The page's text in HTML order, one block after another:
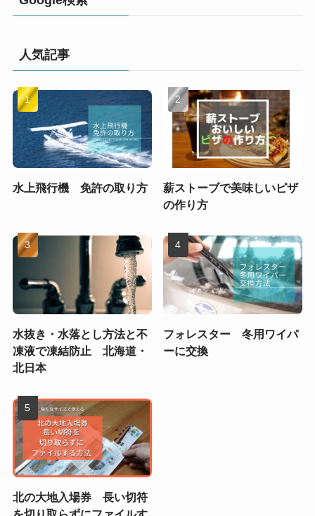
人気記事
水上飛行機 免許の取り方
薪ストーブで美味しいピザ
の作り方
水抜き・水落とし方法と不
凍液で凍結防止 北海道・
北日本
フォレスター 冬用ワイパ
ーに交換
北の大地入場券 長い切符